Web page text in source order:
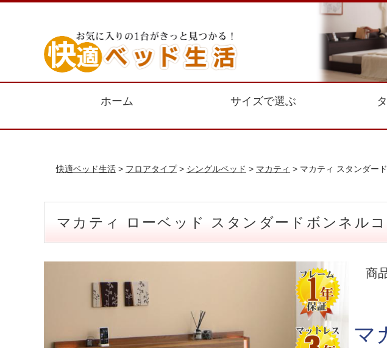
ホーム サイズで選ぶ
快適ベッド生活 > フロアタイプ> シングルベッド > マカティ > マカティ スタンダー
マカティ ローベッド スタンダードボンネル
商
マ